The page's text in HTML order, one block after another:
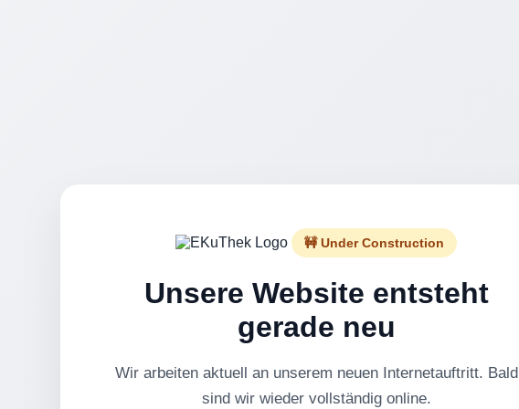
🚧 Under Construction
Unsere Website entsteht
gerade neu
Wir arbeiten aktuell an unserem neuen Internetauftritt. Bald
sind wir wieder vollständig online.